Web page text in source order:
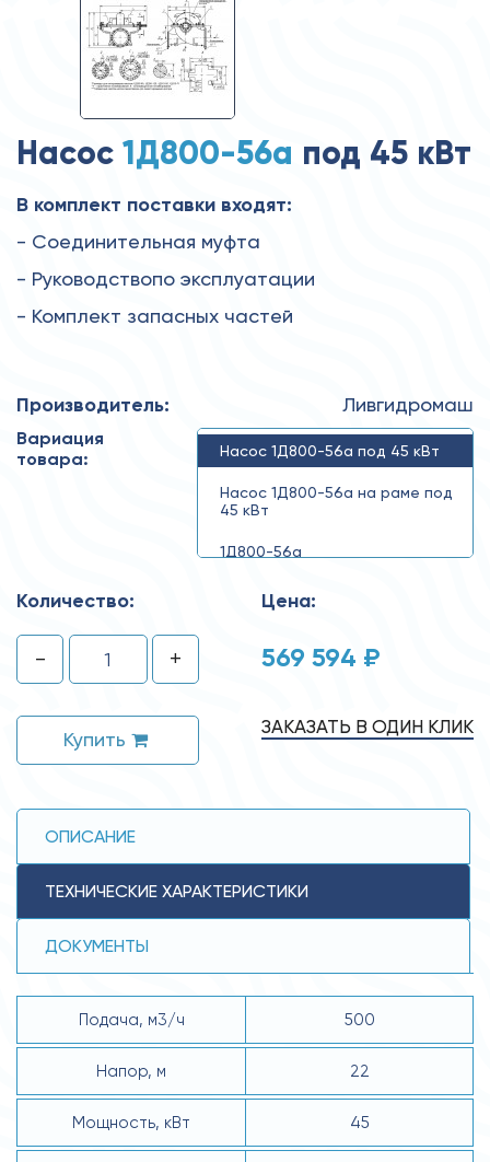
Насос 1Д800-56а под 45 кВт
В комплект поставки входят:
- Соединительная муфта
- Руководствопо эксплуатации
- Комплект запасных частей
Производитель: Ливгидромаш
Вариация
товара:
Насос 1Д800-56а под 45 кВт
Насос 1Д800-56а на раме под
45 кВт
1Д800-56а
Количество:
- +
Купить
Цена:
569 594 ₽
ЗАКАЗАТЬ В ОДИН КЛИК
ОПИСАНИЕ
ТЕХНИЧЕСКИЕ ХАРАКТЕРИСТИКИ
ДОКУМЕНТЫ
Подача, м3/ч 500
Напор, м 22
Мощность, кВт 45